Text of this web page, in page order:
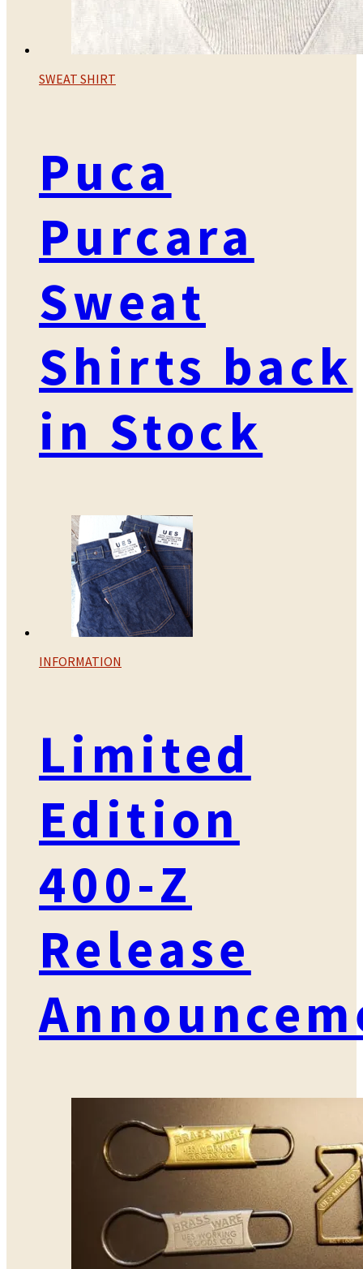
SWEAT SHIRT
Puca
Purcara
Sweat
Shirts back
in Stock
INFORMATION
Limited
Edition
400-Z
Release